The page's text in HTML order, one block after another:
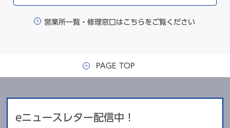
営業所一覧・修理窓口はこちらをご覧ください
PAGE TOP
eニュースレター配信中！